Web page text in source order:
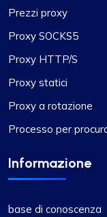
Prezzi proxy
Proxy SOCKS5
Proxy HTTP/S
Proxy statici
Proxy a rotazione
Processo per
Informazione
base di conoscenza